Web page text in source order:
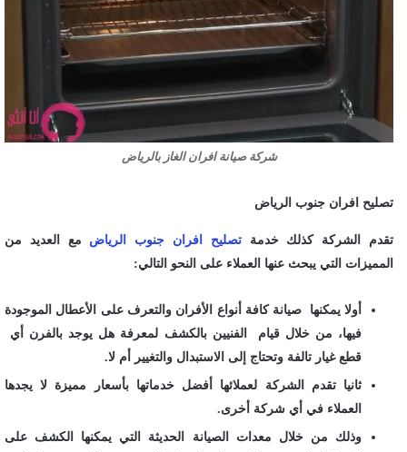
شركة صيانة افران الغاز بالرياض
تصليح افران جنوب الرياض
تقدم الشركة كذلك خدمةتصليح افران جنوب الرياض مع العديد من
المميزات التي يبحث عنها العملاء على النحو التالي:
أولا يمكنها صيانة كافة أنواع الأفران والتعرف على الأعطال الموجودة
فيها، من خلال قيام الفنيين بالكشف لمعرفة هل يوجد بالفرن أي
قطع غيار تالفة وتحتاج إلى الاستبدال والتغيير أم لا.
ثانيا تقدم الشركة لعملائها أفضل خدماتها بأسعار مميزة لا يجدها
العملاء في أي شركة أخرى.
وذلك من خلال معدات الصيانة الحديثة التي يمكنها الكشف على